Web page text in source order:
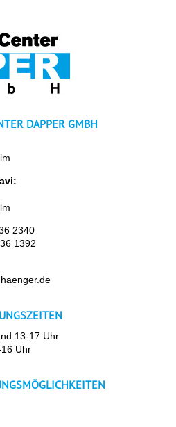
DAPPER GMBH
2340
1392
13-17 Uhr
Uhr